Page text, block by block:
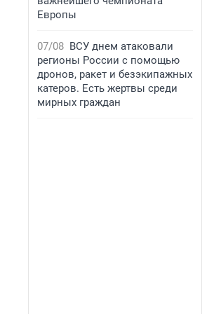
Европы
07/08 ВСУ днем атаковали
регионы России с помощью
дронов, ракет и безэкипажных
катеров. Есть жертвы среди
мирных граждан